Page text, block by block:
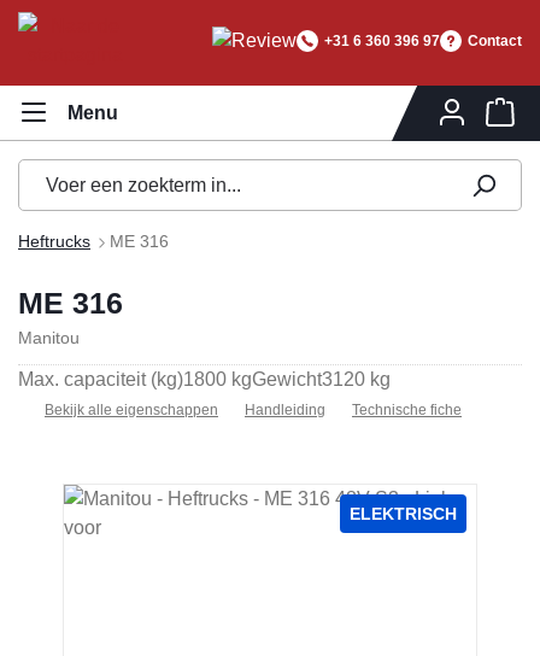
+31 6 360 396 97 Contact
Heftrucks ME 316
ME 316
Manitou
Max. capaciteit (kg)1800 kgGewicht3120 kg
Bekijk alle eigenschappen Handleiding Technische fiche
Afbeeldingengalerij overslaan
ELEKTRISCH